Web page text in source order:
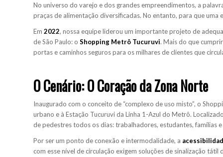
No universo do varejo e dos grandes empreendimentos, a
praças de alimentação diversificadas. No entanto, para que
Em 2022, nossa equipe liderou um importante projeto de
de São Paulo: o Shopping Metrô Tucuruvi. Mais do que
portas e caminhos seguros para os milhares de clientes que
O Cenário: O Coração da Zona Norte
Inaugurado com o conceito de “complexo de uso misto”, o
urbano e à Estação Tucuruvi da Linha 1-Azul do Metrô.
de pedestres todos os dias: trabalhadores, estudantes, famílias
Por ser um ponto de conexão e intermodalidade, a
com esse nível de circulação exigem soluções de sinalização